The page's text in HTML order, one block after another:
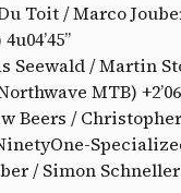
Toit / Marco
Seewald / Martin
MTB)
Beers /
/ Simon